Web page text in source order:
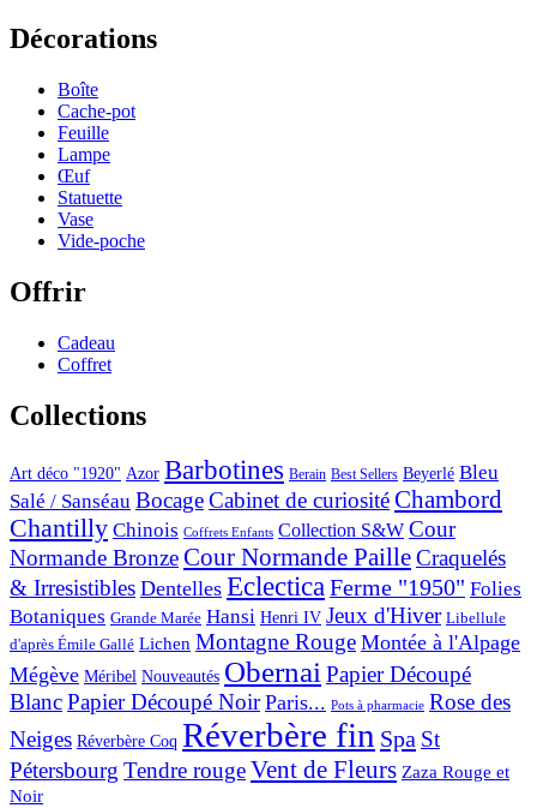
Décorations
Boîte
Cache-pot
Feuille
Lampe
Œuf
Statuette
Vase
Vide-poche
Offrir
Cadeau
Coffret
Collections
Art déco "1920" Azor Barbotines Berain Best Sellers Beyerlé Bleu
Salé / Sanséau BocageCabinet de curiositéChambord
Chantilly Chinois Coffrets Enfants Collection S&W Cour
Normande BronzeCour Normande PailleCraquelés
& Irresistibles Dentelles EclecticaFerme "1950" Folies
Botaniques Grande Marée Hansi Henri IV Jeux d'Hiver Libellule
d'après Émile Gallé Lichen Montagne Rouge Montée à l'Alpage
Mégève Méribel Nouveautés ObernaiPapier Découpé
BlancPapier Découpé Noir Paris... Pots à pharmacie Rose des
Neiges Réverbère Coq Réverbère fin Spa St
Pétersbourg Tendre rougeVent de Fleurs Zaza Rouge et
Noir